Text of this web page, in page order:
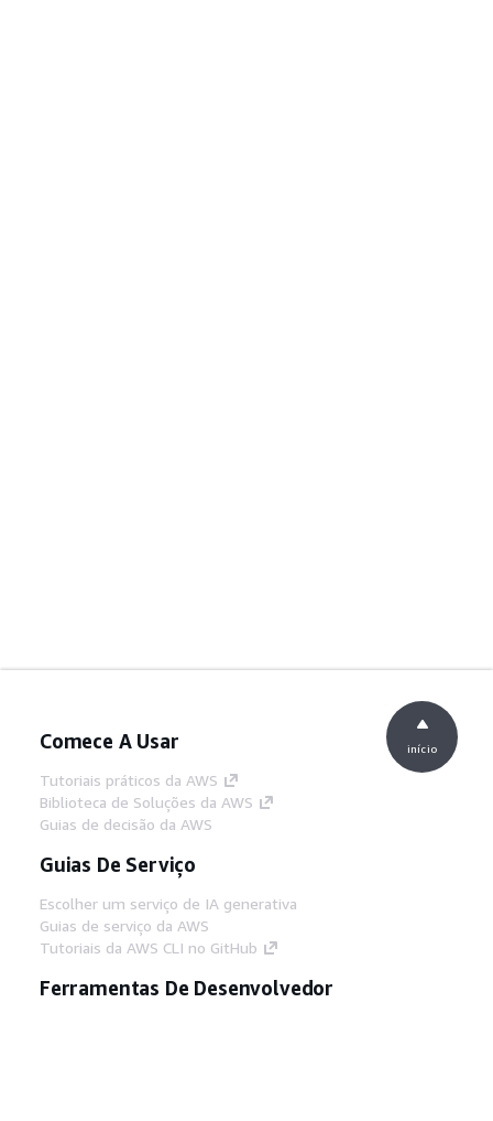
Comece A Usar
Tutoriais práticos da AWS
Biblioteca de Soluções da AWS
Guias de decisão da AWS
Guias De Serviço
Escolher um serviço de IA generativa
Guias de serviço da AWS
Tutoriais da AWS CLI no GitHub
Ferramentas De Desenvolvedor
início